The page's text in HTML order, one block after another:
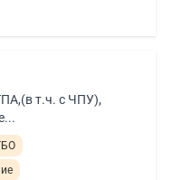
т.ч. с ЧПУ),